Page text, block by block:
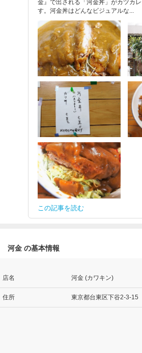
金』で出される「河金丼」がカツカ
す。河金丼はどんなビジュアルな...
この記事を読む
河金 の基本情報
店名 河金 (カワキン)
住所 東京都台東区下谷2-3-15